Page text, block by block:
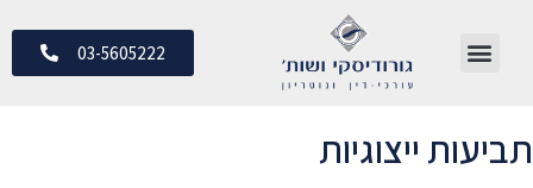
03-5605222
ייצוגיות